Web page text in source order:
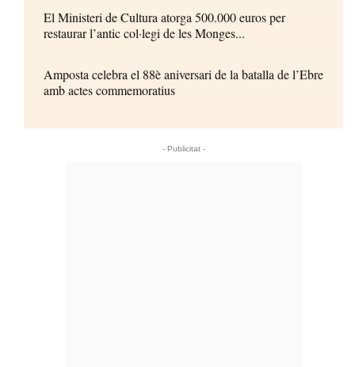
El Ministeri de Cultura atorga 500.000 euros per
restaurar l’antic col·legi de les Monges...
Amposta celebra el 88è aniversari de la batalla de l’Ebre
amb actes commemoratius
- Publicitat -